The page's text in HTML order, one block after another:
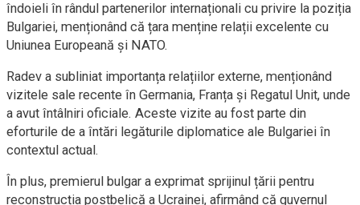
îndoieli în rândul partenerilor internaționali cu privire la poziția
Bulgariei, menționând că țara menține relații excelente cu
Uniunea Europeană și NATO.
Radev a subliniat importanța relațiilor externe, menționând
vizitele sale recente în Germania, Franța și Regatul Unit, unde
a avut întâlniri oficiale. Aceste vizite au fost parte din
eforturile de a întări legăturile diplomatice ale Bulgariei în
contextul actual.
În plus, premierul bulgar a exprimat sprijinul țării pentru
reconstrucția postbelică a Ucrainei, afirmând că guvernul